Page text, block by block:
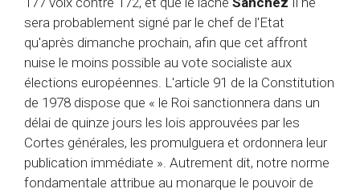
sera probablement signé par le chef de l'Etat
qu'après dimanche prochain, afin que cet affront
nuise le moins possible au vote socialiste aux
élections européennes. L'article 91 de la Constitution
de 1978 dispose que « le Roi sanctionnera dans un
délai de quinze jours les lois approuvées par les
Cortes générales, les promulguera et ordonnera leur
publication immédiate ». Autrement dit, notre norme
fondamentale attribue au monarque le pouvoir de